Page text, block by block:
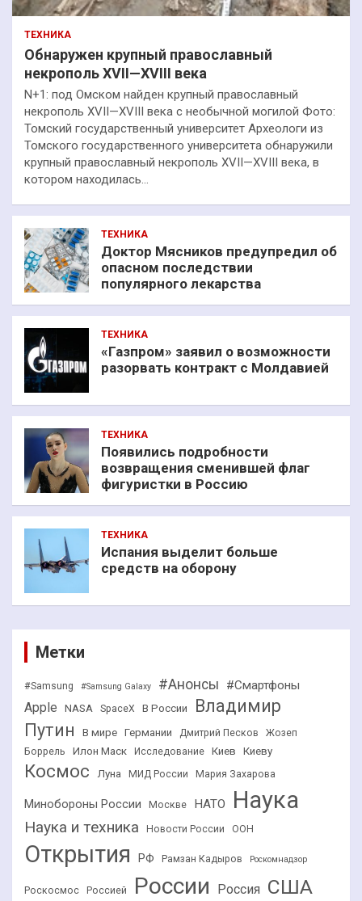
ТЕХНИКА
Обнаружен крупный православный
некрополь XVII—XVIII века
N+1: под Омском найден крупный православный
некрополь XVII—XVIII века с необычной могилой Фото:
Томский государственный университет Археологи из
Томского государственного университета обнаружили
крупный православный некрополь XVII—XVIII века, в
котором находилась…
ТЕХНИКА
Доктор Мясников предупредил об
опасном последствии
популярного лекарства
ТЕХНИКА
«Газпром» заявил о возможности
разорвать контракт с Молдавией
ТЕХНИКА
Появились подробности
возвращения сменившей флаг
фигуристки в Россию
ТЕХНИКА
Испания выделит больше
средств на оборону
Метки
#Samsung #Samsung Galaxy #Анонсы #Смартфоны
Apple NASA SpaceX В России
Владимир
Путин
В мире Германии Дмитрий Песков
Жозеп
Боррель
Илон Маск Исследование Киев Киеву
Космос Луна МИД России Мария Захарова
Минобороны России Москве НАТО Наука
Наука и техника Новости России ООН
Открытия РФ Рамзан Кадыров Роскомнадзор
Роскосмос Россией России Россия США